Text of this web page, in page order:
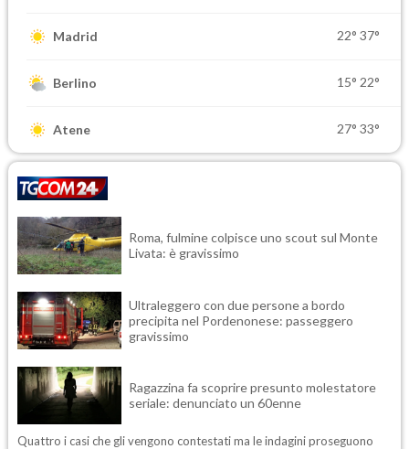
Madrid 22° 37°
Berlino 15° 22°
Atene 27° 33°
Roma, fulmine colpisce uno scout sul Monte
Livata: è gravissimo
Ultraleggero con due persone a bordo
precipita nel Pordenonese: passeggero
gravissimo
Ragazzina fa scoprire presunto molestatore
seriale: denunciato un 60enne
Quattro i casi che gli vengono contestati ma le indagini proseguono